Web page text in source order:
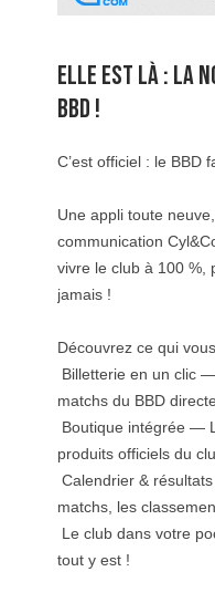
ELLE EST LÀ : LA
BBD !
C’est officiel : le BBD
Une appli toute
communication
vivre le club à 100 %,
jamais !
Découvrez ce qui
Billetterie en un clic
matchs du BBD
Boutique intégrée —
produits officiels du
Calendrier &
matchs, les
Le club dans votre
tout y est !